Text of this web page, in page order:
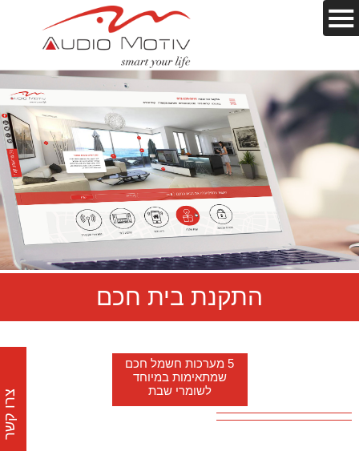
התקנת בית חכם
5 מערכות חשמל חכם
שמתאימות במיוחד
לשומרי שבת
צרו קשר